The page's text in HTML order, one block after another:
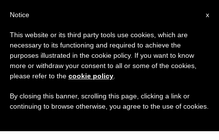
TAG
Posts Tagged ‘اللقاء
مع أعضاء البرلمان
الإسبانيّ’
x
Notice
This website or its third party tools use cookies, which are
necessary to its functioning and required to achieve the
purposes illustrated in the cookie policy. If you want to know
more or withdraw your consent to all or some of the cookies,
please refer to the cookie policy
By closing this banner, scrolling this page, clicking a link or
continuing to browse otherwise, you agree to the use of cookies.